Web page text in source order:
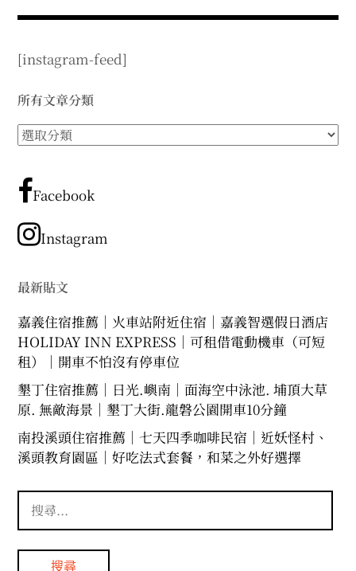
child
menu
[instagram-feed]
所有文章分類
所
文
章
類
Facebook
Instagram
最新貼文
嘉義住宿推薦｜火車站附近住宿｜嘉義智選假日酒店
HOLIDAY INN EXPRESS｜可租借電動機車（可短
租）｜開車不怕沒有停車位
墾丁住宿推薦｜日光.嶼南｜面海空中泳池. 埔頂大草
原. 無敵海景｜墾丁大街.龍磐公園開車10分鐘
南投溪頭住宿推薦｜七天四季咖啡民宿｜近妖怪村、
溪頭教育園區｜好吃法式套餐，和菜之外好選擇